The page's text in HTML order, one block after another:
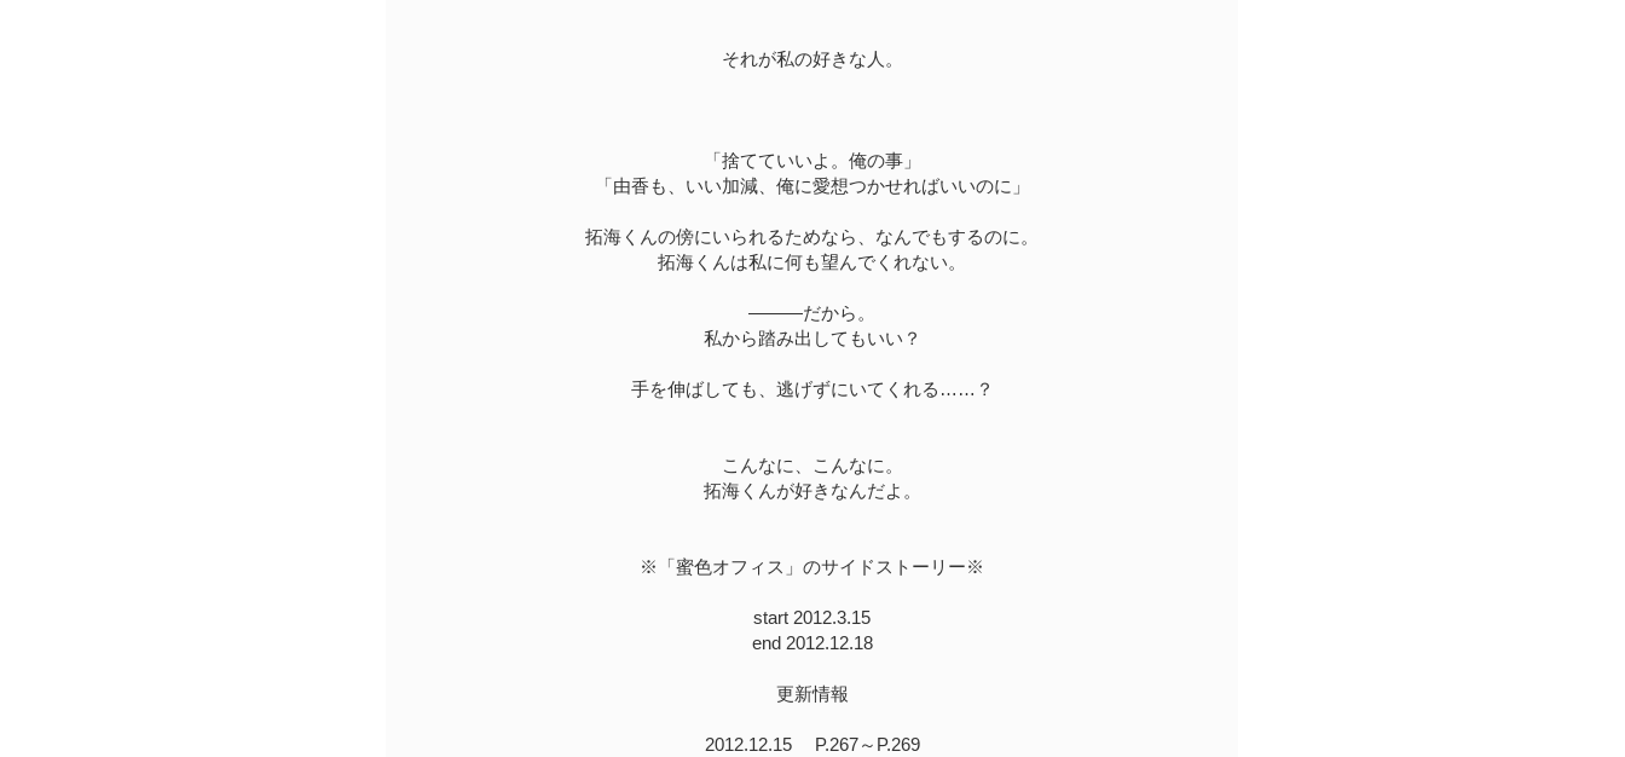
それが私の好きな人。
「捨てていいよ。俺の事」
「由香も、いい加減、俺に愛想つかせればいいのに」
拓海くんの傍にいられるためなら、なんでもするのに。
拓海くんは私に何も望んでくれない。
―――だから。
私から踏み出してもいい？
手を伸ばしても、逃げずにいてくれる……？
こんなに、こんなに。
拓海くんが好きなんだよ。
※「蜜色オフィス」のサイドストーリー※
start 2012.3.15
end 2012.12.18
更新情報
2012.12.15 P.267～P.269